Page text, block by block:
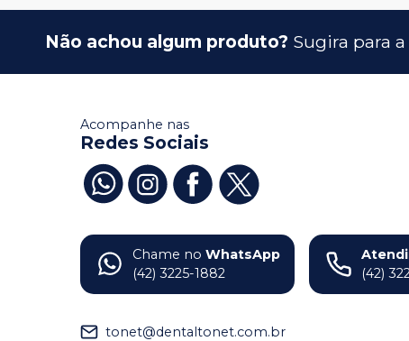
Não achou algum produto? Sugira para a
Acompanhe nas
Redes Sociais
Chame no WhatsApp
(42) 3225-1882
(42)
tonet@dentaltonet.com.br